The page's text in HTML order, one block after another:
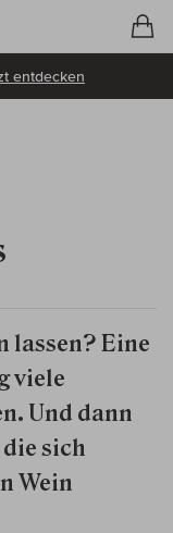
entdecken
lassen? Eine
viele
Und dann
sich
Wein